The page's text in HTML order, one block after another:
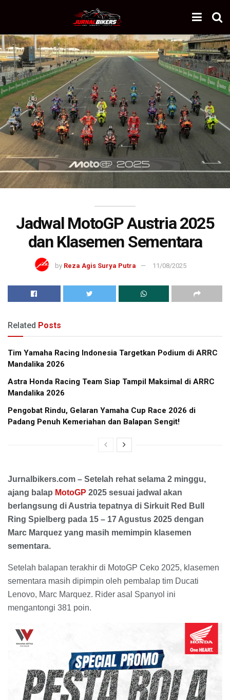
Jadwal MotoGP Austria 2025
dan Klasemen Sementara
by Reza Agis Surya Putra 11/08/2025
Related Posts
Tim Yamaha Racing Indonesia Targetkan Podium di ARRC
Mandalika 2026
Astra Honda Racing Team Siap Tampil Maksimal di ARRC
Mandalika 2026
Pengobat Rindu, Gelaran Yamaha Cup Race 2026 di
Padang Penuh Kemeriahan dan Balapan Sengit!
Jurnalbikers.com – Setelah rehat selama 2 minggu,
ajang balap MotoGP 2025 sesuai jadwal akan
berlangsung di Austria tepatnya di Sirkuit Red Bull
Ring Spielberg pada 15 – 17 Agustus 2025 dengan
Marc Marquez yang masih memimpin klasemen
sementara.
Setelah balapan terakhir di MotoGP Ceko 2025, klasemen
sementara masih dipimpin oleh pembalap tim Ducati
Lenovo, Marc Marquez. Rider asal Spanyol ini
mengantongi 381 poin.